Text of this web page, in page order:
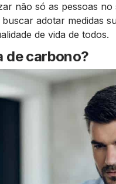
não só as pessoas
adotar medidas
de vida de todos.
de carbono?